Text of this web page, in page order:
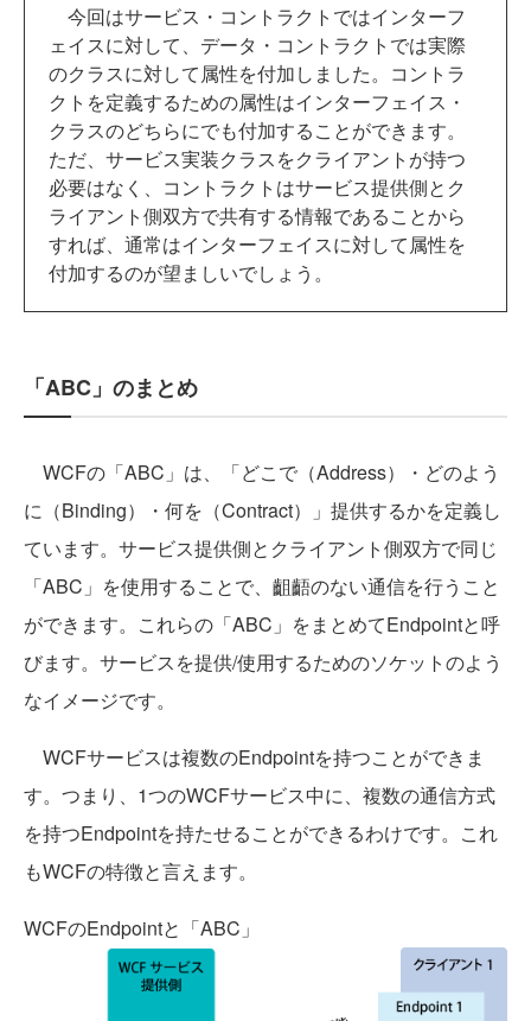
今回はサービス・コントラクトではインターフ
ェイスに対して、データ・コントラクトでは実際
のクラスに対して属性を付加しました。コントラ
クトを定義するための属性はインターフェイス・
クラスのどちらにでも付加することができます。
ただ、サービス実装クラスをクライアントが持つ
必要はなく、コントラクトはサービス提供側とク
ライアント側双方で共有する情報であることから
すれば、通常はインターフェイスに対して属性を
付加するのが望ましいでしょう。
「ABC」のまとめ
WCFの「ABC」は、「どこで（Address）・どのよう
に（Binding）・何を（Contract）」提供するかを定義し
ています。サービス提供側とクライアント側双方で同じ
「ABC」を使用することで、齟齬のない通信を行うこと
ができます。これらの「ABC」をまとめてEndpointと呼
びます。サービスを提供/使用するためのソケットのよう
なイメージです。
WCFサービスは複数のEndpointを持つことができま
す。つまり、1つのWCFサービス中に、複数の通信方式
を持つEndpointを持たせることができるわけです。これ
もWCFの特徴と言えます。
WCFのEndpointと「ABC」